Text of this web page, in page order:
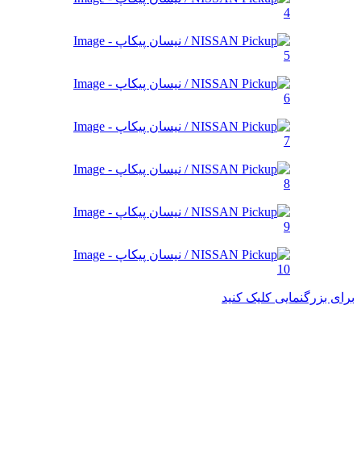
برای بزرگنمایی کلیک کنید